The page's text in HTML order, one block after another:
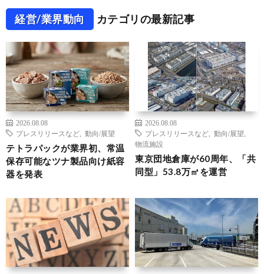
経営/業界動向 カテゴリの最新記事
2026.08.08
プレスリリースなど
動向/展望
テトラパックが業界初、常温
保存可能なツナ製品向け紙容
器を発表
2026.08.08
プレスリリースなど
動向/展望
物流施設
東京団地倉庫が60周年、「共
同型」53.8万㎡を運営